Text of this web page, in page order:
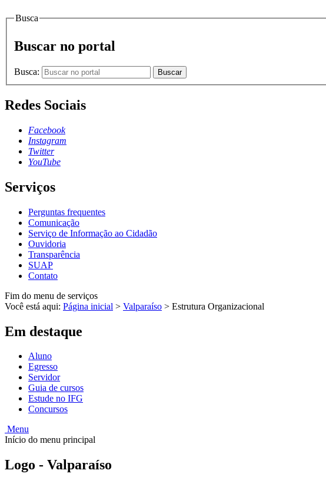
Busca
Buscar no portal
Busca: Buscar
Redes Sociais
Facebook
Instagram
Twitter
YouTube
Serviços
Perguntas frequentes
Comunicação
Serviço de Informação ao Cidadão
Ouvidoria
Transparência
SUAP
Contato
Fim do menu de serviços
Você está aqui: Página inicial > Valparaíso > Estrutura Organizacional
Em destaque
Aluno
Egresso
Servidor
Guia de cursos
Estude no IFG
Concursos
Menu
Início do menu principal
Logo - Valparaíso